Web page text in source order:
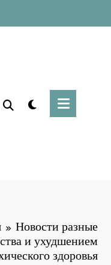
Новости разные
и ухудшением
здоровья